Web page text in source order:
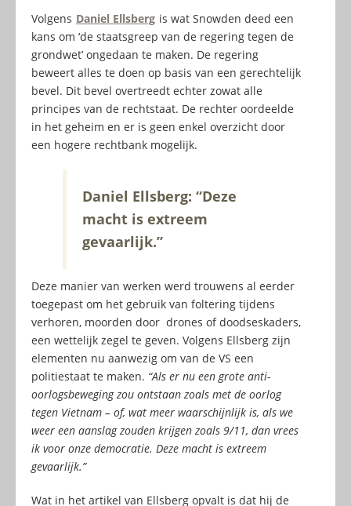
Volgens Daniel Ellsberg is wat Snowden deed een
kans om ‘de staatsgreep van de regering tegen de
grondwet’ ongedaan te maken. De regering
beweert alles te doen op basis van een gerechtelijk
bevel. Dit bevel overtreedt echter zowat alle
principes van de rechtstaat. De rechter oordeelde
in het geheim en er is geen enkel overzicht door
een hogere rechtbank mogelijk.
Daniel Ellsberg: “Deze
macht is extreem
gevaarlijk.”
Deze manier van werken werd trouwens al eerder
toegepast om het gebruik van foltering tijdens
verhoren, moorden door drones of doodseskaders,
een wettelijk zegel te geven. Volgens Ellsberg zijn
elementen nu aanwezig om van de VS een
politiestaat te maken. “Als er nu een grote anti-
oorlogsbeweging zou ontstaan zoals met de oorlog
tegen Vietnam – of, wat meer waarschijnlijk is, als we
weer een aanslag zouden krijgen zoals 9/11, dan vrees
ik voor onze democratie. Deze macht is extreem
gevaarlijk.”
Wat in het artikel van Ellsberg opvalt is dat hij de